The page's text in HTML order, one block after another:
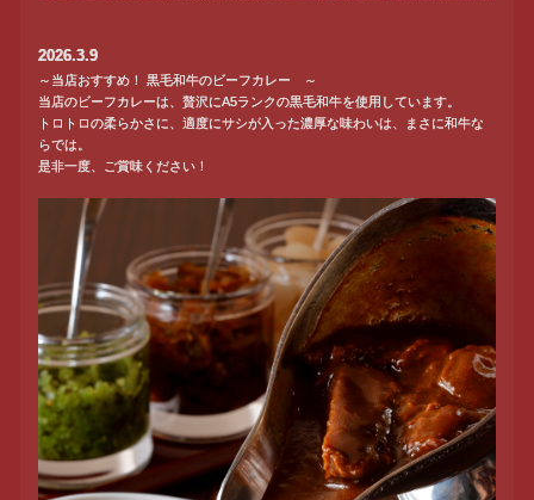
2026.3.9
～当店おすすめ！ 黒毛和牛のビーフカレー ～
当店のビーフカレーは、贅沢にA5ランクの黒毛和牛を使用しています。
トロトロの柔らかさに、適度にサシが入った濃厚な味わいは、まさに和牛な
らでは。
是非一度、ご賞味ください！